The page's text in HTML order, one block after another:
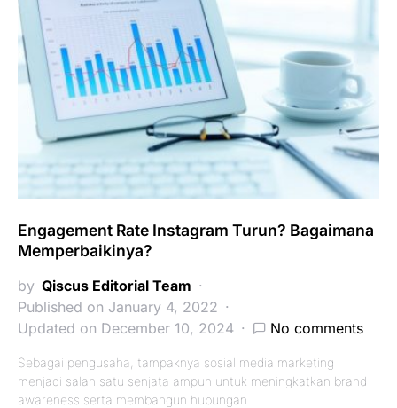
Engagement Rate Instagram Turun? Bagaimana
Memperbaikinya?
by Qiscus Editorial Team
Published on January 4, 2022
Updated on December 10, 2024
No comments
Sebagai pengusaha, tampaknya sosial media marketing
menjadi salah satu senjata ampuh untuk meningkatkan brand
awareness serta membangun hubungan…